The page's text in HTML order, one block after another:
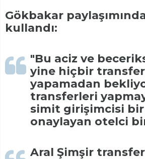
Gökbakar
kullandı:
"Bu aciz ve
yine hiçbir
yapamadan
transferleri
simit girişimcisi bir
onaylayan otelci
Aral Şimşir